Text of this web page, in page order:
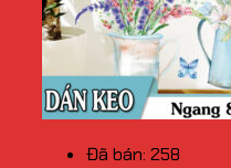
Đã bán: 258